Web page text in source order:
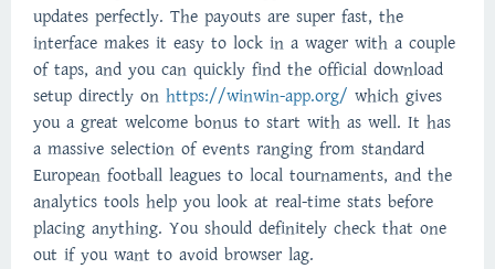
updates perfectly. The payouts are super fast, the
interface makes it easy to lock in a wager with a couple
of taps, and you can quickly find the official download
setup directly on https://winwin-app.org/ which gives
you a great welcome bonus to start with as well. It has
a massive selection of events ranging from standard
European football leagues to local tournaments, and the
analytics tools help you look at real-time stats before
placing anything. You should definitely check that one
out if you want to avoid browser lag.